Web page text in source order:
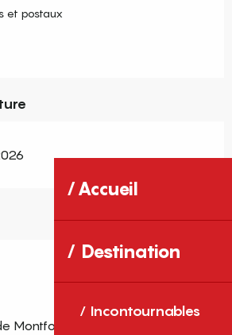
Accueil
Destination
Incontournables
et postaux
Montfort, 66730 Rabouillet